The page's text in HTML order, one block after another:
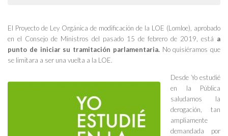
El Proyecto de Ley Orgánica de modificación de la LOE (Lomloe), aprobado
en el Consejo de Ministros del pasado 15 de febrero de 2019, está a
punto de iniciar su tramitación parlamentaria.No quisiéramos que
se limitara a ser una vuelta a la LOE.
Desde Yo estudié
en la Pública
saludamos la
derogación, tan
ampliamente
demandada por